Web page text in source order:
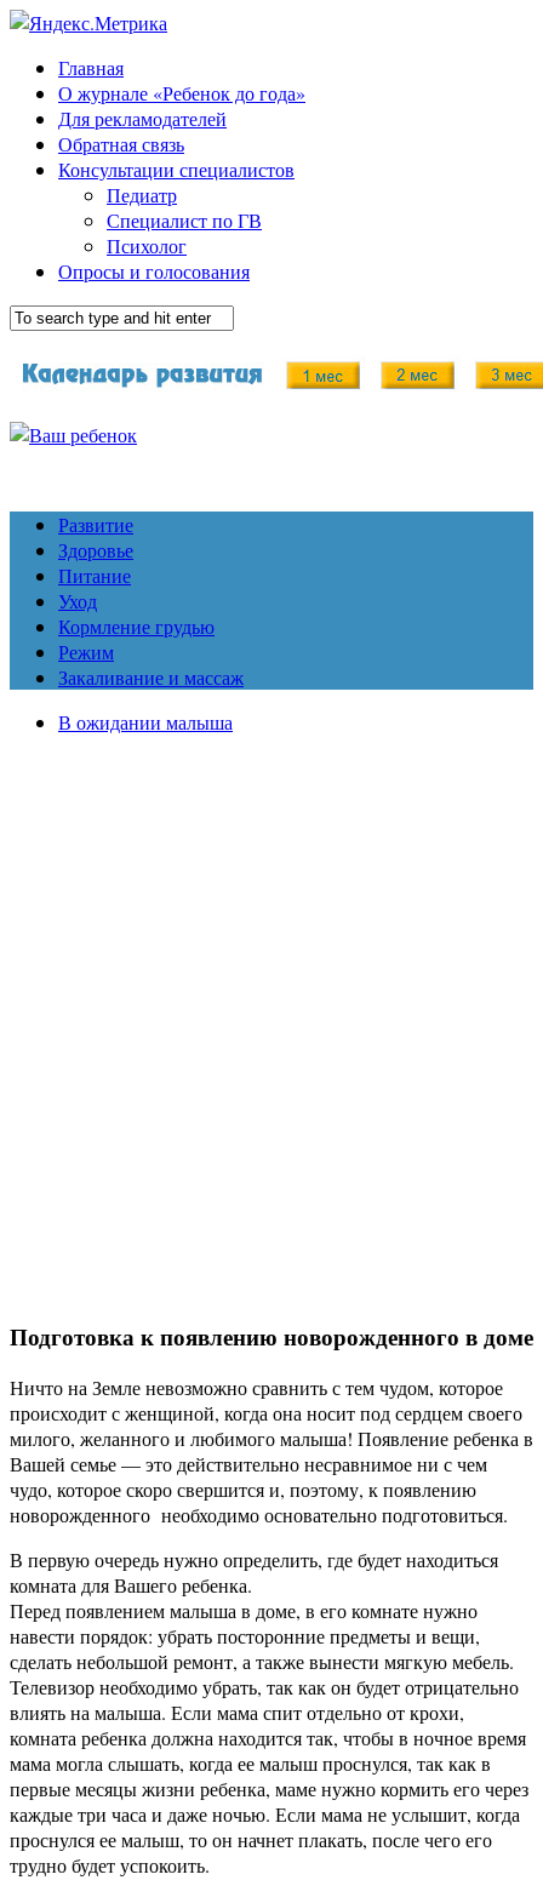
Главная
О журнале «Ребенок до года»
Для рекламодателей
Обратная связь
Консультации специалистов
Педиатр
Специалист по ГВ
Психолог
Опросы и голосования
Развитие
Здоровье
Питание
Уход
Кормление грудью
Режим
Закаливание и массаж
В ожидании малыша
Подготовка к появлению новорожденного в доме
Ничто на Земле невозможно сравнить с тем чудом, которое
происходит с женщиной, когда она носит под сердцем своего
милого, желанного и любимого малыша! Появление ребенка в
Вашей семье — это действительно несравнимое ни с чем
чудо, которое скоро свершится и, поэтому, к появлению
новорожденного необходимо основательно подготовиться.
В первую очередь нужно определить, где будет находиться
комната для Вашего ребенка.
Перед появлением малыша в доме, в его комнате нужно
навести порядок: убрать посторонние предметы и вещи,
сделать небольшой ремонт, а также вынести мягкую мебель.
Телевизор необходимо убрать, так как он будет отрицательно
влиять на малыша. Если мама спит отдельно от крохи,
комната ребенка должна находится так, чтобы в ночное время
мама могла слышать, когда ее малыш проснулся, так как в
первые месяцы жизни ребенка, маме нужно кормить его через
каждые три часа и даже ночью. Если мама не услышит, когда
проснулся ее малыш, то он начнет плакать, после чего его
трудно будет успокоить.